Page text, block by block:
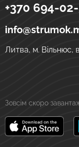
Strumok
Грошові перекази в
вул. Тоторіу, 5-19
+370 694-
Литва, м. Вільнюс,
Зовсім скоро